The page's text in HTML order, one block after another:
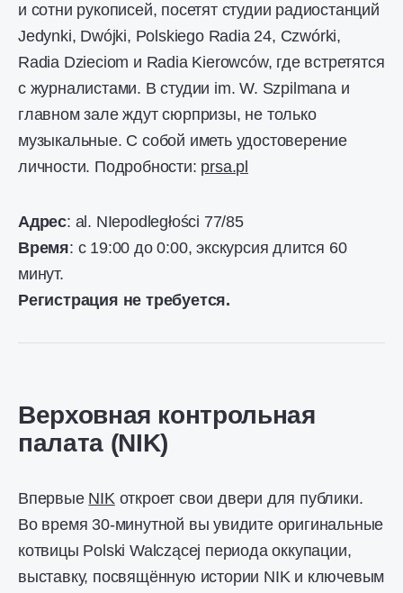
и сотни рукописей, посетят студии радиостанций
Jedynki, Dwójki, Polskiego Radia 24, Czwórki,
Radia Dzieciom и Radia Kierowców, где встретятся
с журналистами. В студии im. W. Szpilmana и
главном зале ждут сюрпризы, не только
музыкальные. С собой иметь удостоверение
личности. Подробности: prsa.pl
Адрес: al. NIepodległości 77/85
Время: с 19:00 до 0:00, экскурсия длится 60
минут.
Регистрация не требуется.
Верховная контрольная
палата (NIK)
Впервые NIKоткроет свои двери для публики.
Во время 30-минутной вы увидите оригинальные
котвицы Polski Walczącej периода оккупации,
выставку, посвящённую истории NIK и ключевым